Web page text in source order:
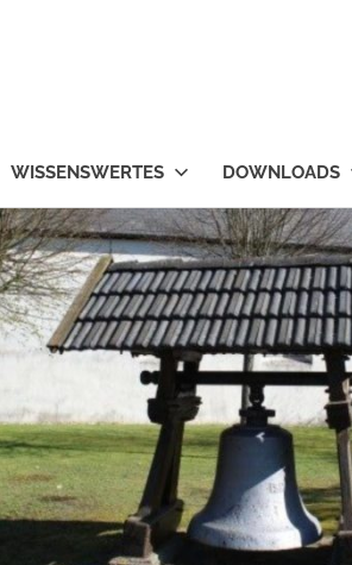
WISSENSWERTES DOWNLOADS